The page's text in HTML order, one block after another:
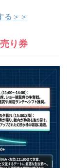
る＞＞
り券